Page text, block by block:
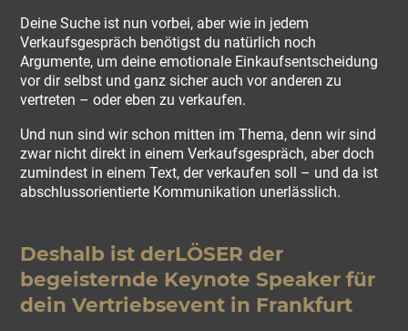
Deine Suche ist nun vorbei, aber wie in jedem
Verkaufsgespräch benötigst du natürlich noch
Argumente, um deine emotionale Einkaufsentscheidung
vor dir selbst und ganz sicher auch vor anderen zu
vertreten – oder eben zu verkaufen.
Und nun sind wir schon mitten im Thema, denn wir sind
zwar nicht direkt in einem Verkaufsgespräch, aber doch
zumindest in einem Text, der verkaufen soll – und da ist
abschlussorientierte Kommunikation unerlässlich.
Deshalb ist derLÖSER der
begeisternde Keynote Speaker für
dein Vertriebsevent in Frankfurt